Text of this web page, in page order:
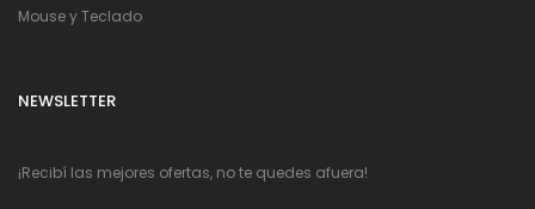
Mouse y Teclado
NEWSLETTER
¡Recibí las mejores ofertas, no te quedes afuera!